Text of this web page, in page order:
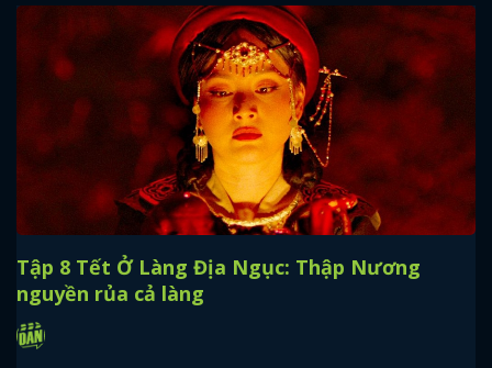
Tập 8 Tết Ở Làng Địa Ngục: Thập Nương
nguyền rủa cả làng